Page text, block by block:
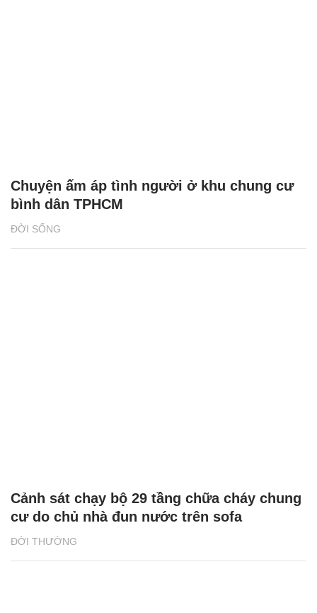
ĐỜI SỐNG
Chuyện ấm áp tình người ở khu chung cư
bình dân TPHCM
ĐỜI THƯỜNG
Cảnh sát chạy bộ 29 tầng chữa cháy chung
cư do chủ nhà đun nước trên sofa